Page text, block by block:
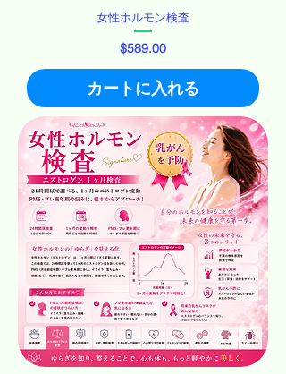
女性ホルモン検査
価格
$589.00
カートに入れる